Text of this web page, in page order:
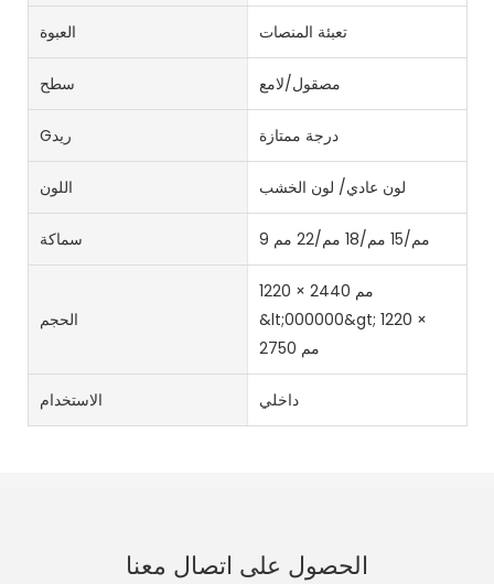
العبوة تعبئة المنصات
سطح مصقول/لامع
Gريد درجة ممتازة
اللون لون عادي/ لون الخشب
سماكة 9 مم/15 مم/18 مم/22 مم
الحجم
1220 × 2440 مم
&lt;000000&gt; 1220 ×
2750 مم
الاستخدام داخلي
الحصول على اتصال معنا